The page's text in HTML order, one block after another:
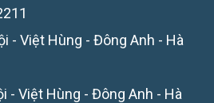
- Việt Hùng - Đông Anh - Hà
- Việt Hùng - Đông Anh - Hà